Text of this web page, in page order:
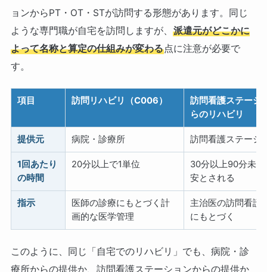
ョンからPT・OT・STが訪問する形態があります。同じ
ような専門職が自宅を訪問しますが、 派遣元がどこかに
よって名称と算定の仕組みが変わる点に注意が必要で
す。
項目 訪問リハビリ（C006）
訪問看護ステーシ
らのリハビリ
提供元 病院・診療所 訪問看護ステーシ
1回あたり
の時間
20分以上で1単位
30分以上90分未
安とされる
指示
医師の診療にもとづく計
画的な医学管理
主治医の訪問看護
にもとづく
このように、同じ「自宅でのリハビリ」でも、病院・診
療所からの提供か、訪問看護ステーションからの提供か